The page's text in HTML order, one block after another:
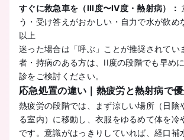
すぐに救急車を（III度〜IV度・熱射病）：
う・受け答えがおかしい・自力で水が飲
以上
迷った場合は「呼ぶ」ことが推奨されてい
者・持病のある方は、II度の段階でも早め
診をご検討ください。
応急処置の違い｜熱疲労と熱射病で
熱疲労の段階では、まず涼しい場所（日陰
る室内）に移動し、衣服をゆるめて体を冷
です。意識がはっきりしていれば、経口補